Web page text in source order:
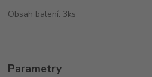
Obsah balení: 3ks
Parametry